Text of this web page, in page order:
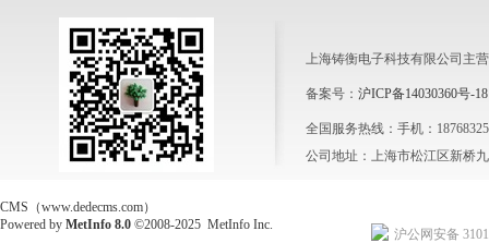
上海铸衡电子科技有限公司主
备案号： 沪ICP备14030360号-18
全国服务热线：手机：
公司地址：上海市松江区新桥
CMS（www.dedecms.com）
Powered by MetInfo 8.0 ©2008-2025 MetInfo Inc.
沪公网安备